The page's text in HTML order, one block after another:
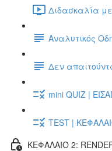
Διδασκαλία
Αναλυτικός
Δεν
mini QUIZ |
TEST |
ΚΕΦΑΛΑΙΟ 2: